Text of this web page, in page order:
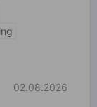
02.08.2026